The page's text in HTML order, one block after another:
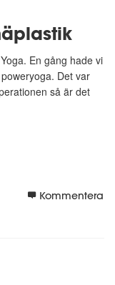
En gång hade vi
Det var
så är det
Kommentera